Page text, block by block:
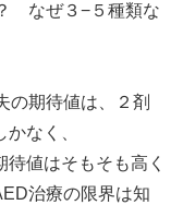
なぜ３−５種類な
の期待値は、２剤
なく、
値はそもそも高く
治療の限界は知